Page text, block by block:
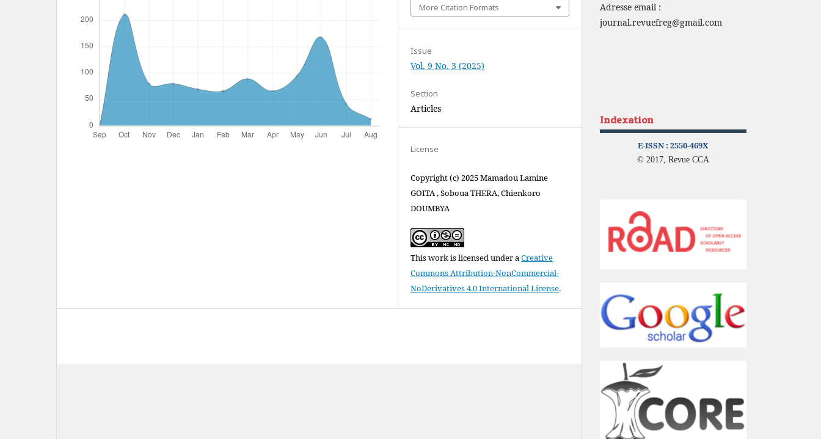
More Citation Formats
Issue
Vol. 9 No. 3 (2025)
Section
Articles
License
Copyright (c) 2025 Mamadou Lamine
GOITA , Soboua THERA, Chienkoro
DOUMBYA
This work is licensed under aCreative
Commons Attribution-NonCommercial-
NoDerivatives 4.0 International License.
Adresse email :
journal.revuefreg@gmail.com
Indexation
E-ISSN : 2550-469X
© 2017, Revue CCA